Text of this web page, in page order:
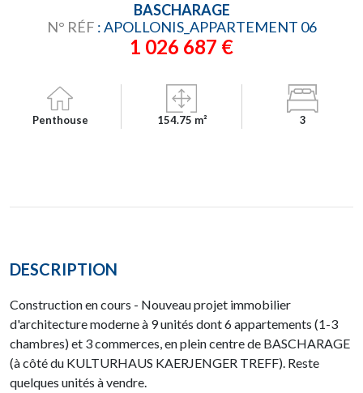
BASCHARAGE
N° RÉF : APOLLONIS_APPARTEMENT 06
1 026 687 €
Penthouse 154.75 m² 3
DESCRIPTION
Construction en cours - Nouveau projet immobilier
d'architecture moderne à 9 unités dont 6 appartements (1-3
chambres) et 3 commerces, en plein centre de BASCHARAGE
(à côté du KULTURHAUS KAERJENGER TREFF). Reste
quelques unités à vendre.